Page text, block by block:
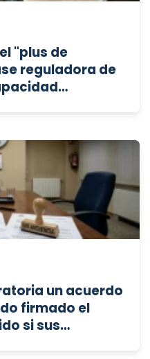
"plus de
reguladora de
prevista
de 1956?
un acuerdo
firmado el
si sus